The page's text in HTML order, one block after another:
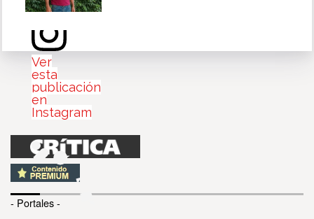
Ver
esta
publicación
en
Instagram
- Portales -